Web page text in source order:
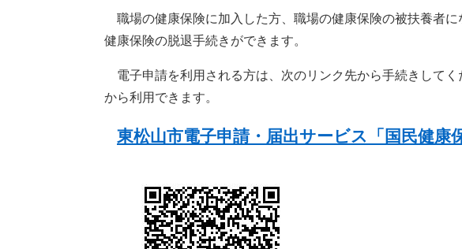
職場の健康保険に加入した方、職場の健康保険の被扶養者
健康保険の脱退手続きができます。
電子申請を利用される方は、次のリンク先から手続きして
から利用できます。
東松山市電子申請・届出サービス「国民健康